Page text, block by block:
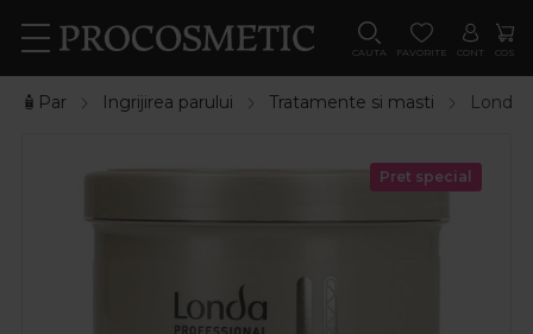
CAUTA FAVORITE CONT COS
🧴Par Ingrijirea parului Tratamente si masti Londa
Pret special